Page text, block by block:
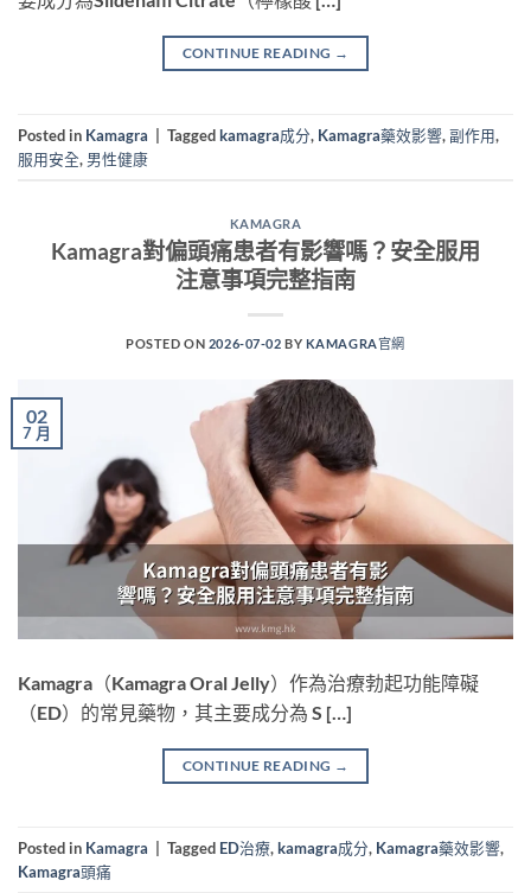
CONTINUE READING →
Posted in Kamagra | Taggedkamagra成分, Kamagra藥效影響,副作用,
服用安全, 男性健康
KAMAGRA
Kamagra對偏頭痛患者有影響嗎？安全服用
注意事項完整指南
POSTED ON 2026-07-02 BY KAMAGRA官網
02
7 月
Kamagra（Kamagra Oral Jelly）作為治療勃起功能障礙
（ED）的常見藥物，其主要成分為 S […]
CONTINUE READING →
Posted in Kamagra | Tagged ED治療,kamagra成分, Kamagra藥效影響,
Kamagra頭痛